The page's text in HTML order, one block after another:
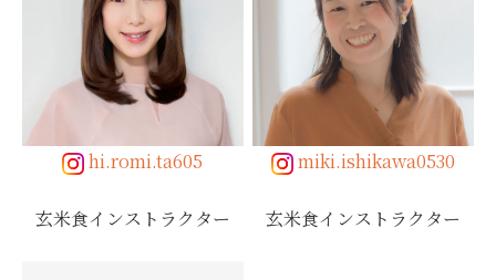
hi.romi.ta605
玄米食インストラクター
miki.ishikawa0530
玄米食インストラクター